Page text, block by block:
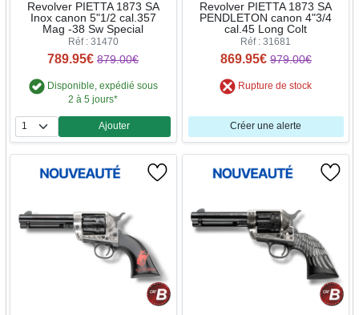
Revolver PIETTA 1873 SA
Inox canon 5"1/2 cal.357
Mag -38 Sw Special
Réf : 31470
789.95€ 879.00€
Disponible, expédié sous
2 à 5 jours*
Quantité
Ajouter
Revolver PIETTA 1873 SA
PENDLETON canon 4"3/4
cal.45 Long Colt
Réf : 31681
869.95€ 979.00€
Rupture de stock
Créer une alerte